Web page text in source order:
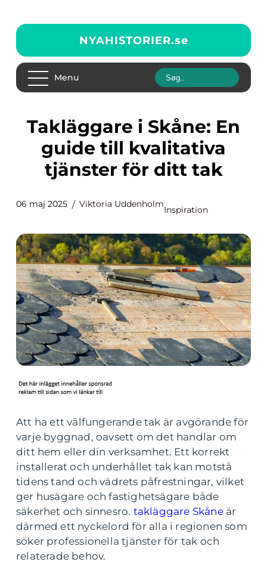
NYAHISTORIER.se
Menu
Takläggare i Skåne: En
guide till kvalitativa
tjänster för ditt tak
06 maj 2025 Viktoria Uddenholm
Inspiration
Att ha ett välfungerande tak är avgörande för
varje byggnad, oavsett om det handlar om
ditt hem eller din verksamhet. Ett korrekt
installerat och underhållet tak kan motstå
tidens tand och vädrets påfrestningar, vilket
ger husägare och fastighetsägare både
säkerhet och sinnesro. takläggare Skåneär
därmed ett nyckelord för alla i regionen som
söker professionella tjänster för tak och
relaterade behov.